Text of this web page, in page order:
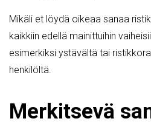
Mikäli et löydä oikeaa sanaa
kaikkiin edellä mainittuihin
esimerkiksi ystävältä tai
henkilöltä.
Merkitsevä